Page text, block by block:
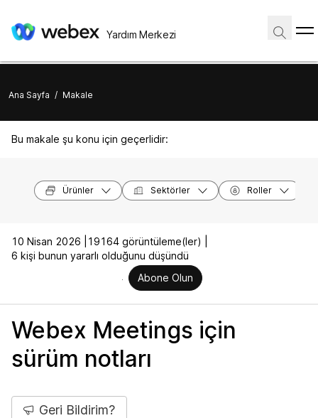
Yardım Merkezi
Ana Sayfa / Makale
Bu makale şu konu için geçerlidir:
Ürünler Sektörler Roller
10 Nisan 2026 |
19164 görüntüleme(ler) |
6 kişi bunun yararlı olduğunu düşündü
Abone Olun
Webex Meetings için
sürüm notları
Geri Bildirim?